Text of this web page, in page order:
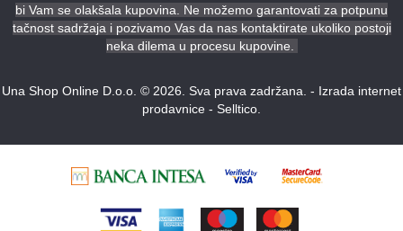
bi Vam se olakšala kupovina. Ne možemo garantovati za potpunu
tačnost sadržaja i pozivamo Vas da nas kontaktirate ukoliko postoji
neka dilema u procesu kupovine.
Una Shop Online D.o.o. © 2026. Sva prava zadržana. - Izrada internet
prodavnice - Selltico.